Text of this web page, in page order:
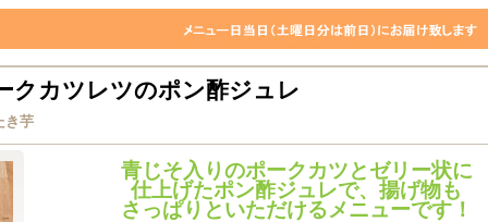
クカツレツのポン酢ジュレ
き芋
青じそ入りのポークカツとゼリー状に
仕上げたポン酢ジュレで、揚げ物も
さっぱりといただけるメニューです！